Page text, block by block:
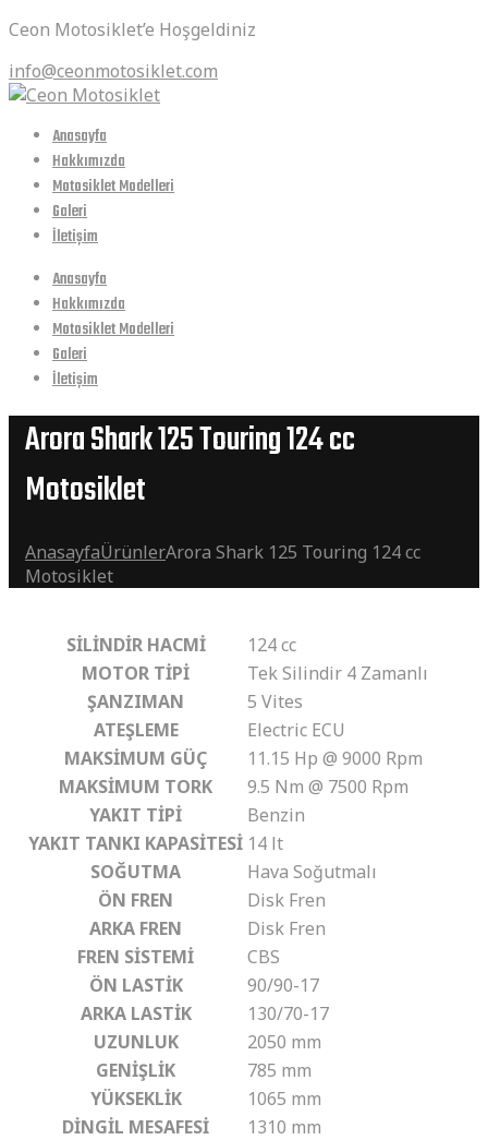
Ceon Motosiklet’e Hoşgeldiniz
info@ceonmotosiklet.com
Anasayfa
Hakkımızda
Motosiklet Modelleri
Galeri
İletişim
Anasayfa
Hakkımızda
Motosiklet Modelleri
Galeri
İletişim
Arora Shark 125 Touring 124 cc
Motosiklet
AnasayfaÜrünlerArora Shark 125 Touring 124 cc
Motosiklet
SİLİNDİR HACMİ
124 cc
MOTOR TİPİ
Tek Silindir 4 Zamanlı
ŞANZIMAN
5 Vites
ATEŞLEME
Electric ECU
MAKSİMUM GÜÇ
11.15 Hp @ 9000 Rpm
MAKSİMUM TORK
9.5 Nm @ 7500 Rpm
YAKIT TİPİ
Benzin
YAKIT TANKI KAPASİTESİ 14 lt
SOĞUTMA
Hava Soğutmalı
ÖN FREN
Disk Fren
ARKA FREN
Disk Fren
FREN SİSTEMİ
CBS
ÖN LASTİK
90/90-17
ARKA LASTİK
130/70-17
UZUNLUK
2050 mm
GENİŞLİK
785 mm
YÜKSEKLİK
1065 mm
DİNGİL MESAFESİ
1310 mm